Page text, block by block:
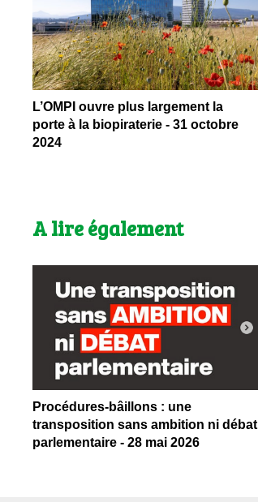
L’OMPI ouvre plus largement la
porte à la biopiraterie - 31 octobre
2024
A lire également
Procédures-bâillons : une
transposition sans ambition ni débat
parlementaire - 28 mai 2026